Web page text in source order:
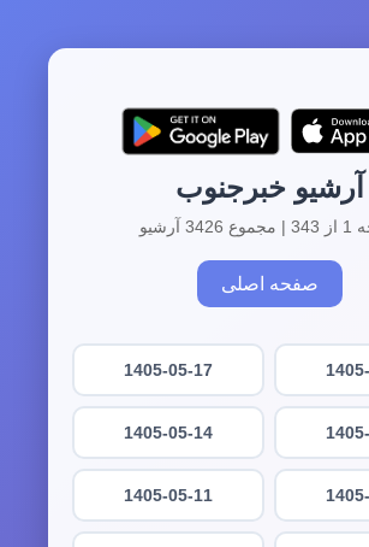
آرشیو خبرجنوب
آرشیو
صفحه اصلی
1405-05-17
1405-05-14
1405-05-11